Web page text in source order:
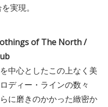
実現。
of The North /
中心としたこの上なく美
ディー・ラインの数々
に磨きのかかった緻密か